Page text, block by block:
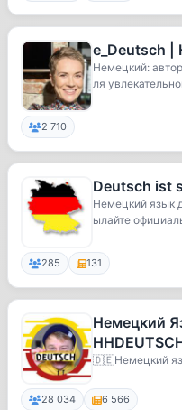
e_Deutsch |
Немецкий:
ля
2 710
Deutsch ist
Немецкий язык
ылайте
285 131
Немецкий
🇩🇪Немецкий
28 034 6 566